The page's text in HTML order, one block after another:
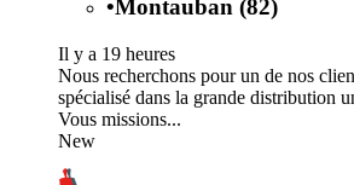
•Montauban (82)
Il y a 19 heures
Nous recherchons pour un de nos
spécialisé dans la grande distribution
Vous missions...
New